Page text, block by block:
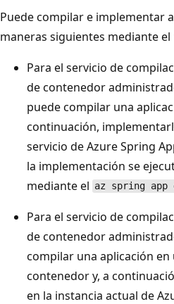
Puede compilar e implementar
maneras siguientes mediante
Para el servicio de
de contenedor
puede compilar una
continuación,
servicio de Azure Spring
la implementación se
mediante el az spring app
Para el servicio de
de contenedor
compilar una aplicación en
contenedor y, a
en la instancia actual de